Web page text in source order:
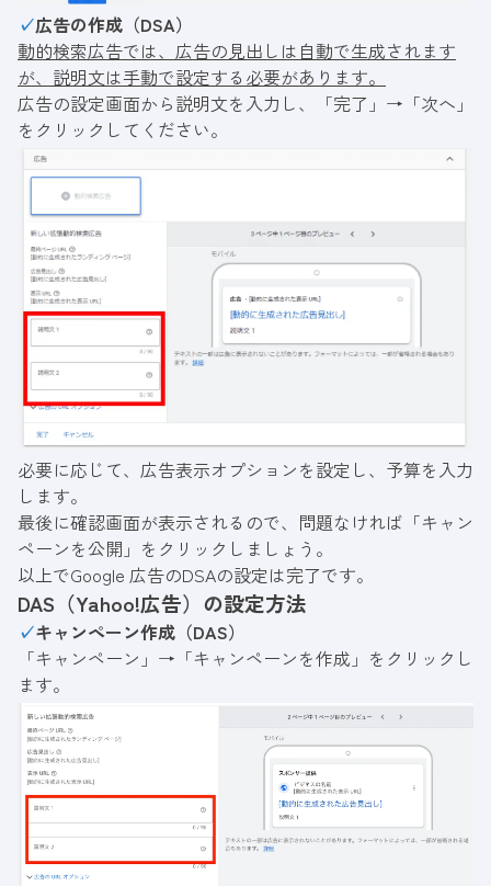
✓広告の作成（DSA）
動的検索広告では、広告の見出しは自動で生成されます
が、説明文は手動で設定する必要があります。
広告の設定画面から説明文を入力し、「完了」→「次へ」
をクリックしてください。
必要に応じて、広告表示オプションを設定し、予算を入力
します。
最後に確認画面が表示されるので、問題なければ「キャン
ペーンを公開」をクリックしましょう。
以上でGoogle 広告のDSAの設定は完了です。
DAS（Yahoo!広告）の設定方法
✓キャンペーン作成（DAS）
「キャンペーン」→「キャンペーンを作成」をクリックし
ます。